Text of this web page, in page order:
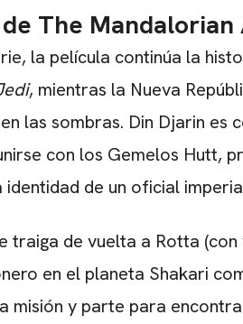
The Mandalorian
la película continúa la
, mientras la Nueva
las sombras. Din Djarin
con los Gemelos Hutt,
de un oficial
traiga de vuelta a Rotta (con
en el planeta Shakari
misión y parte para